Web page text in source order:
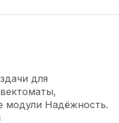
для
модули Надёжность.